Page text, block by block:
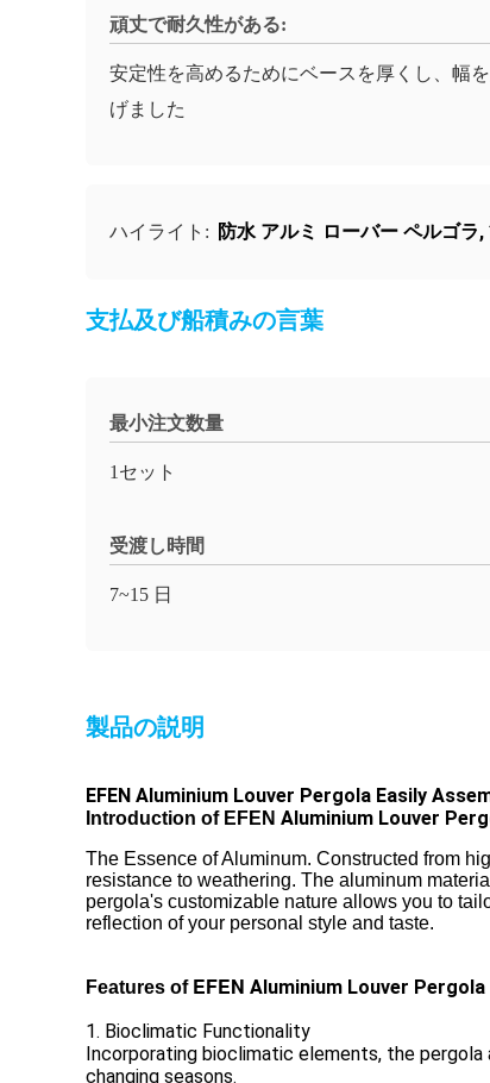
頑丈で耐久性がある:
安定性を高めるためにベースを厚くし、幅
げました
ハイライト: 防水 アルミ ローバー ペルゴラ,
支払及び船積みの言葉
最小注文数量
1セット
受渡し時間
7~15 日
製品の説明
EFEN Aluminium Louver Pergola Easily
Introduction of EFEN Aluminium Louver
The Essence of Aluminum. Constructed from
resistance to weathering. The aluminum
pergola's customizable nature allows you to
reflection of your personal style and taste.
Features of EFEN Aluminium Louver Pergola
1. Bioclimatic Functionality
Incorporating bioclimatic elements, the
changing seasons.